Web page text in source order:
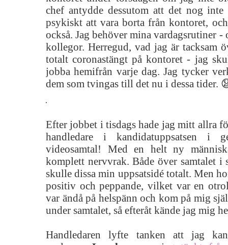
chef antydde dessutom att det nog
psykiskt att vara borta från kontoret,
också. Jag behöver mina vardagsrutiner -
kollegor. Herregud, vad jag är tacksam
totalt coronastängt på kontoret - jag
jobba hemifrån varje dag. Jag tycker
dem som tvingas till det nu i dessa tider.
Efter jobbet i tisdags hade jag mitt allra
handledare i kandidatuppsatsen i
videosamtal! Med en helt ny
komplett nervvrak. Både över samtalet i
skulle dissa min uppsatsidé totalt. Men
positiv och peppande, vilket var en
var ändå på helspänn och kom på mig
under samtalet, så efteråt kände jag mig
Handledaren lyfte tanken att jag